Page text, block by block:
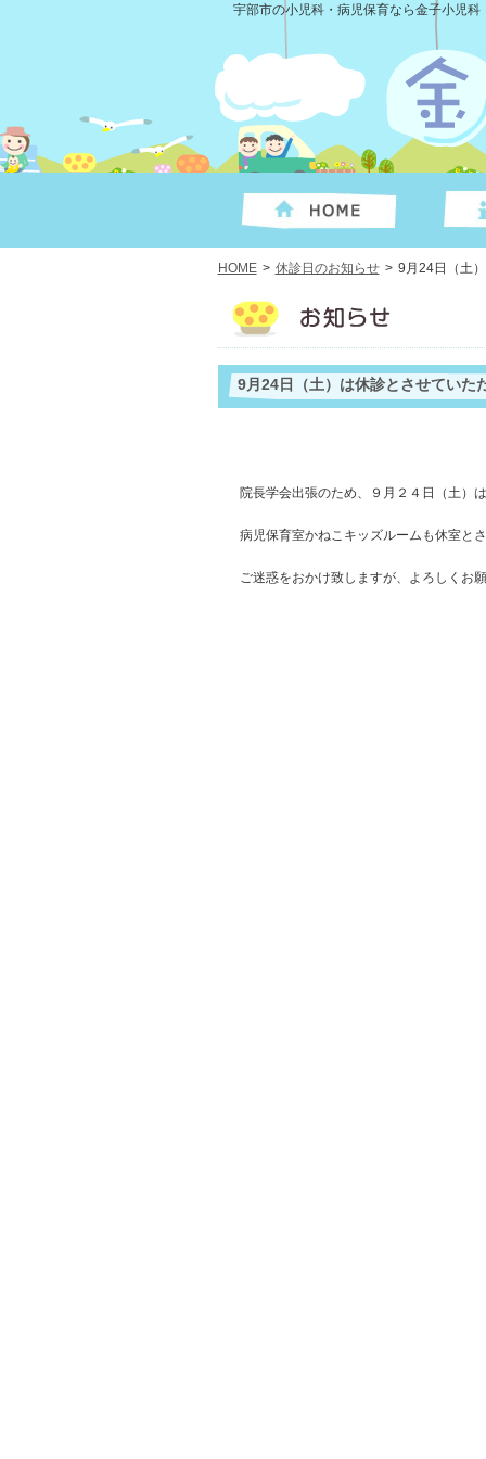
宇部市の小児科・病児保育なら金子小児科
HOME > 休診日のお知らせ > 9月24日（土
9月24日（土）は休診とさせていた
院長学会出張のため、９月２４日（土）
病児保育室かねこキッズルームも休室と
ご迷惑をおかけ致しますが、よろしくお